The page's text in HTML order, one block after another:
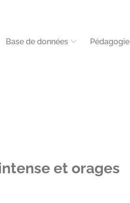
Base de données Pédagogie
et orages